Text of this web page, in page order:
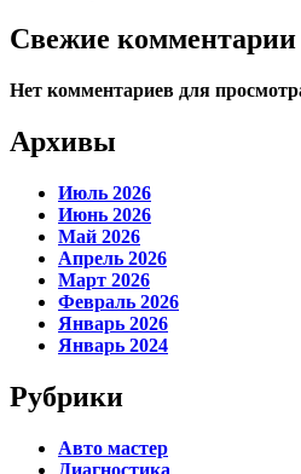
Свежие комментарии
Нет комментариев для
Архивы
Июль 2026
Июнь 2026
Май 2026
Апрель 2026
Март 2026
Февраль 2026
Январь 2026
Январь 2024
Рубрики
Авто мастер
Диагностика